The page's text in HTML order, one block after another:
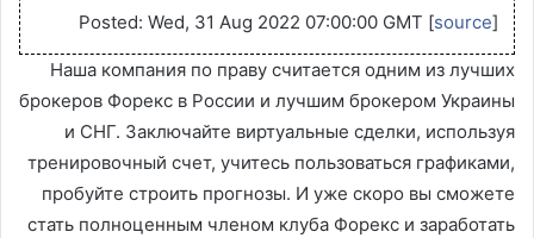
Posted: Wed, 31 Aug 2022 07:00:00 GMT [source]
Наша компания по праву считается одним из лучших
брокеров Форекс в России и лучшим брокером Украины
и СНГ. Заключайте виртуальные сделки, используя
тренировочный счет, учитесь пользоваться графиками,
пробуйте строить прогнозы. И уже скоро вы сможете
стать полноценным членом клуба Форекс и заработать